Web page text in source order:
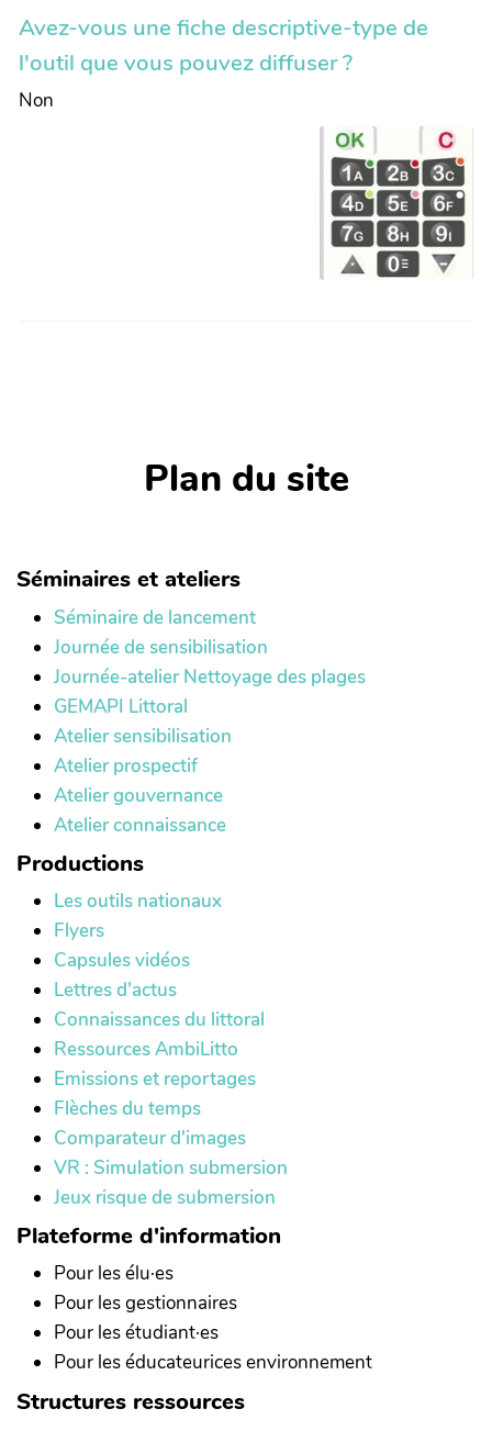
Avez-vous une fiche descriptive-type de
l'outil que vous pouvez diffuser ?
Non
Plan du site
Séminaires et ateliers
Séminaire de lancement
Journée de sensibilisation
Journée-atelier Nettoyage des plages
GEMAPI Littoral
Atelier sensibilisation
Atelier prospectif
Atelier gouvernance
Atelier connaissance
Productions
Les outils nationaux
Flyers
Capsules vidéos
Lettres d'actus
Connaissances du littoral
Ressources AmbiLitto
Emissions et reportages
Flèches du temps
Comparateur d'images
VR : Simulation submersion
Jeux risque de submersion
Plateforme d'information
Pour les élu·es
Pour les gestionnaires
Pour les étudiant·es
Pour les éducateurices environnement
Structures ressources